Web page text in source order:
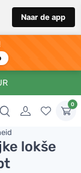
Naar de app
0
lokše